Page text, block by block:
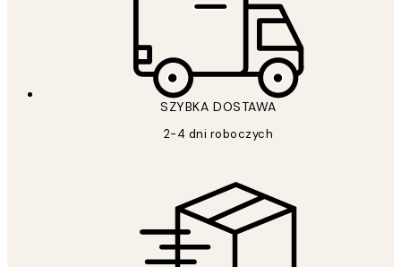
SZYBKA DOSTAWA
2-4 dni roboczych